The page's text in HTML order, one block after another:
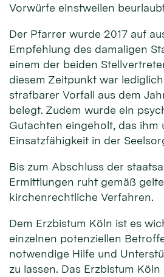
Vorwürfe einstweilen
Der Pfarrer wurde 2017 auf
Empfehlung des damaligen
einem der beiden
diesem Zeitpunkt war
strafbarer Vorfall aus dem
belegt. Zudem wurde ein
Gutachten eingeholt, das ihm
Einsatzfähigkeit in der
Bis zum Abschluss der
Ermittlungen ruht gemäß
kirchenrechtliche Verfahren.
Dem Erzbistum Köln ist es
einzelnen potenziellen
notwendige Hilfe und
zu lassen. Das Erzbistum